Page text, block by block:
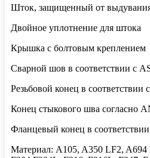
Шток, защищенный от
Двойное уплотнение для штока
Крышка с болтовым креплением
Сварной шов в соответствии с
Резьбовой конец в соответствии
Конец стыкового шва согласно
Фланцевый конец в
Материал: A105, A350 LF2, A694